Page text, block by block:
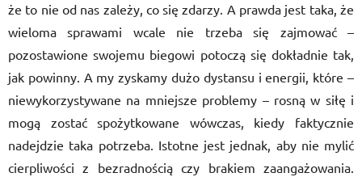
że to nie od nas zależy, co się zdarzy. A prawda jest taka, że
wieloma sprawami wcale nie trzeba się zajmować –
pozostawione swojemu biegowi potoczą się dokładnie tak,
jak powinny. A my zyskamy dużo dystansu i energii, które –
niewykorzystywane na mniejsze problemy – rosną w siłę i
mogą zostać spożytkowane wówczas, kiedy faktycznie
nadejdzie taka potrzeba. Istotne jest jednak, aby nie mylić
cierpliwości z bezradnością czy brakiem zaangażowania.